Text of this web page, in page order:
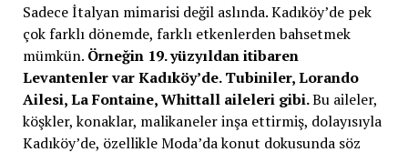
Sadece İtalyan mimarisi değil aslında. Kadıköy’de pek
çok farklı dönemde, farklı etkenlerden bahsetmek
mümkün. Örneğin 19. yüzyıldan itibaren
Levantenler var Kadıköy’de. Tubiniler, Lorando
Ailesi, La Fontaine, Whittall aileleri gibi.Bu aileler,
köşkler, konaklar, malikaneler inşa ettirmiş, dolayısıyla
Kadıköy’de, özellikle Moda’da konut dokusunda söz